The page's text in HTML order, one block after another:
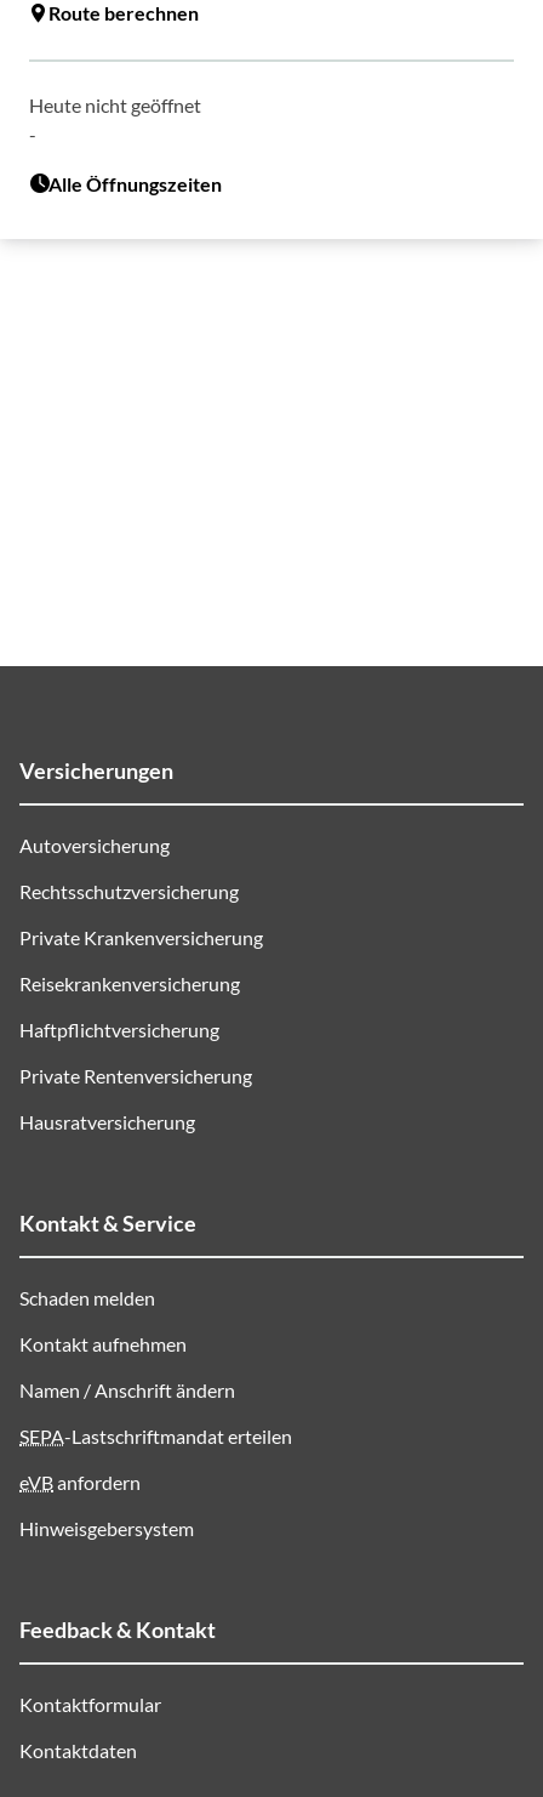
Route berechnen
Heute nicht geöffnet
-
Alle Öffnungszeiten
Versicherungen
Autoversicherung
Rechtsschutzversicherung
Private Krankenversicherung
Reisekrankenversicherung
Haftpflichtversicherung
Private Rentenversicherung
Hausratversicherung
Kontakt & Service
Schaden melden
Kontakt aufnehmen
Namen / Anschrift ändern
SEPA-Lastschriftmandat erteilen
eVBanfordern
Hinweisgebersystem
Feedback & Kontakt
Kontaktformular
Kontaktdaten